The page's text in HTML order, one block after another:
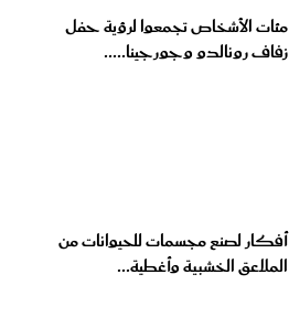
مئات الأشخاص تجمعوا لرؤية حفل
زفاف رونالدو وجورجينا.....
أفكار لصنع مجسمات للحيوانات من
الملاعق الخشبية وأغطية...